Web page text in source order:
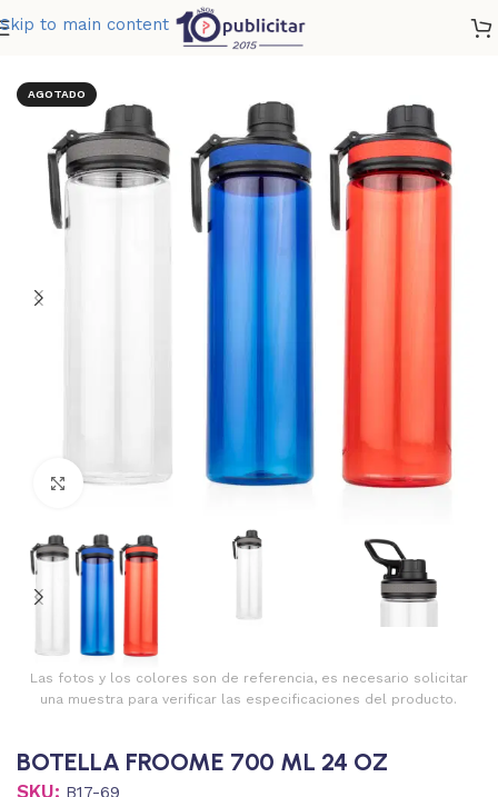
Skip to main content
BOTELLA FROOME 700 ML 24 OZ
AGOTADO
Clic para ampliar
Las fotos y los colores son de referencia, es necesario solicitar
una muestra para verificar las especificaciones del producto.
BOTELLA FROOME 700 ML 24 OZ
SKU: B17-69